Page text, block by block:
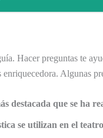
Hacer preguntas te
Algunas
destacada que se ha
se utilizan en el